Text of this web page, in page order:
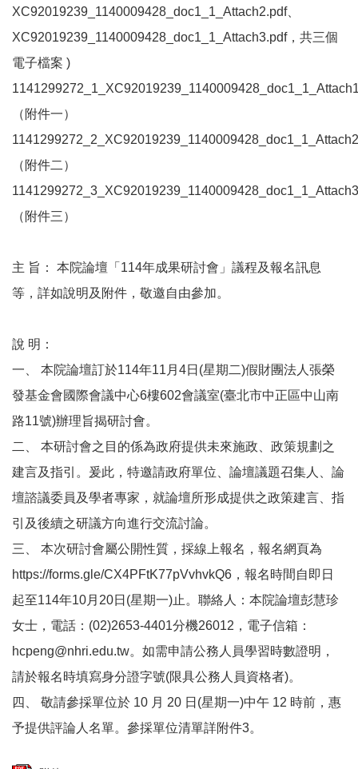
XC92019239_1140009428_doc1_1_Attach2.pdf、
XC92019239_1140009428_doc1_1_Attach3.pdf，共三個
電子檔案 )
（附件一）
（附件二）
（附件三）
主 旨： 本院論壇「114年成果研討會」議程及報名訊息
等，詳如說明及附件，敬邀自由參加。
說 明：
一、 本院論壇訂於114年11月4日(星期二)假財團法人張榮
發基金會國際會議中心6樓602會議室(臺北市中正區中山南
路11號)辦理旨揭研討會。
二、 本研討會之目的係為政府提供未來施政、政策規劃之
建言及指引。爰此，特邀請政府單位、論壇議題召集人、論
壇諮議委員及學者專家，就論壇所形成提供之政策建言、指
引及後續之研議方向進行交流討論。
三、 本次研討會屬公開性質，採線上報名，報名網頁為
https://forms.gle/CX4PFtK77pVvhvkQ6，報名時間自即日
起至114年10月20日(星期一)止。聯絡人：本院論壇彭慧珍
女士，電話：(02)2653-4401分機26012，電子信箱：
hcpeng@nhri.edu.tw。如需申請公務人員學習時數證明，
請於報名時填寫身分證字號(限具公務人員資格者)。
四、 敬請參採單位於 10 月 20 日(星期一)中午 12 時前，惠
予提供評論人名單。參採單位清單詳附件3。